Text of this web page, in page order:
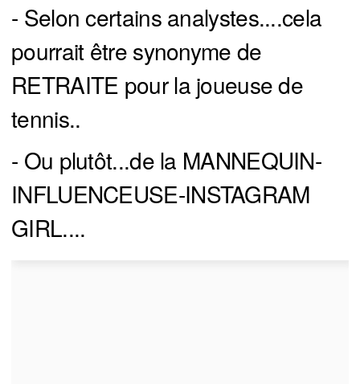
- Selon certains analystes....cela
pourrait être synonyme de
RETRAITE pour la joueuse de
tennis..
- Ou plutôt...de la MANNEQUIN-
INFLUENCEUSE-INSTAGRAM
GIRL....